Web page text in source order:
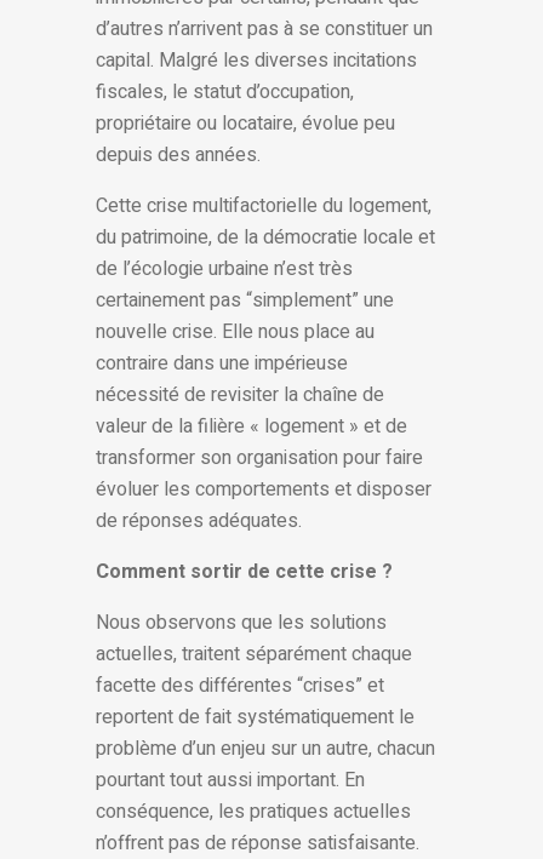
d’autres n’arrivent pas à se constituer un
capital. Malgré les diverses incitations
fiscales, le statut d’occupation,
propriétaire ou locataire, évolue peu
depuis des années.
Cette crise multifactorielle du logement,
du patrimoine, de la démocratie locale et
de l’écologie urbaine n’est très
certainement pas “simplement” une
nouvelle crise. Elle nous place au
contraire dans une impérieuse
nécessité de revisiter la chaîne de
valeur de la filière « logement » et de
transformer son organisation pour faire
évoluer les comportements et disposer
de réponses adéquates.
Comment sortir de cette crise ?
Nous observons que les solutions
actuelles, traitent séparément chaque
facette des différentes “crises” et
reportent de fait systématiquement le
problème d’un enjeu sur un autre, chacun
pourtant tout aussi important. En
conséquence, les pratiques actuelles
n’offrent pas de réponse satisfaisante.